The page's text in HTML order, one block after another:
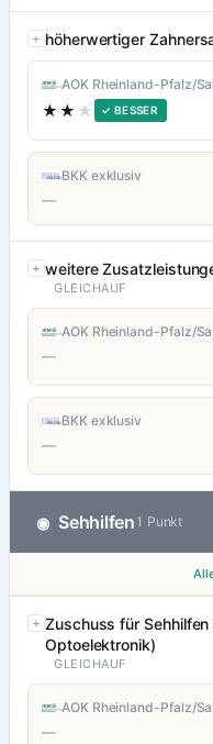
höherwertiger
AOK Rheinland-Pfalz/
★★ ★ ✓ BESSER
BKK exklusiv
—
weitere
GLEICHAUF
AOK Rheinland-Pfalz/
—
BKK exklusiv
—
◉ Sehhilfen 1 Punkt
Zuschuss für
Optoelektronik)
GLEICHAUF
AOK Rheinland-Pfalz/
—